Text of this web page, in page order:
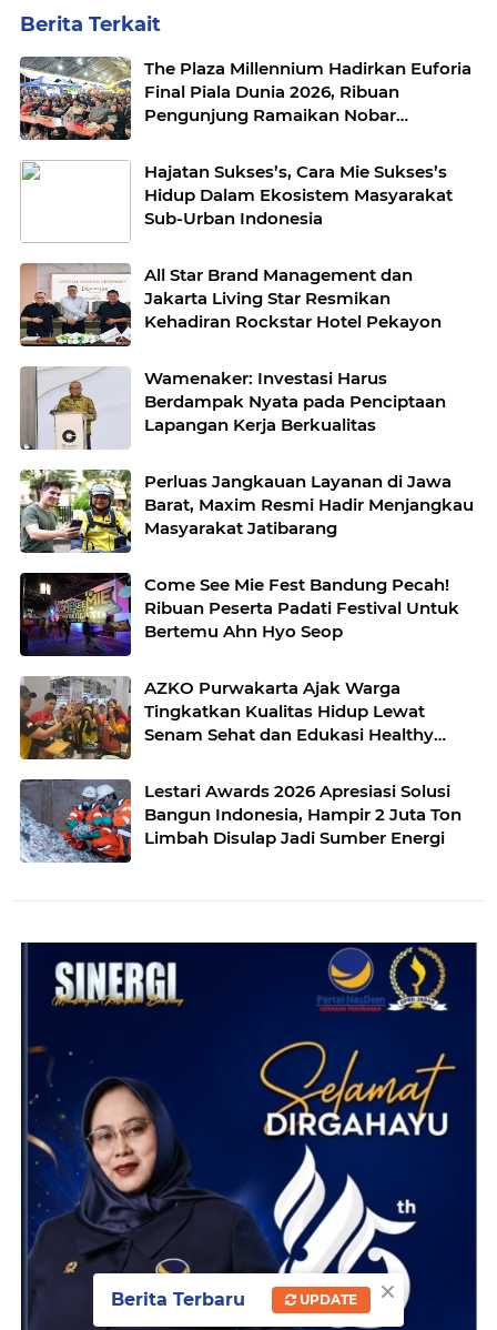
Berita Terkait
The Plaza Millennium Hadirkan Euforia
Final Piala Dunia 2026, Ribuan
Pengunjung Ramaikan Nobar
Hajatan Sukses’s, Cara Mie Sukses’s
Hidup Dalam Ekosistem Masyarakat
Sub-Urban Indonesia
All Star Brand Management dan
Jakarta Living Star Resmikan
Kehadiran Rockstar Hotel Pekayon
Wamenaker: Investasi Harus
Berdampak Nyata pada Penciptaan
Lapangan Kerja Berkualitas
Perluas Jangkauan Layanan di Jawa
Barat, Maxim Resmi Hadir Menjangkau
Masyarakat Jatibarang
Come See Mie Fest Bandung Pecah!
Ribuan Peserta Padati Festival Untuk
Bertemu Ahn Hyo Seop
AZKO Purwakarta Ajak Warga
Tingkatkan Kualitas Hidup Lewat
Senam Sehat dan Edukasi Healthy
Lestari Awards 2026 Apresiasi Solusi
Bangun Indonesia, Hampir 2 Juta Ton
Limbah Disulap Jadi Sumber Energi
×
Berita Terbaru UPDATE